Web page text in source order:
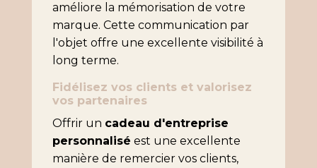
améliore la mémorisation de votre
marque. Cette communication par
l'objet offre une excellente visibilité à
long terme.
Fidélisez vos clients et valorisez
vos partenaires
Offrir un cadeau d'entreprise
personnalisé est une excellente
manière de remercier vos clients,